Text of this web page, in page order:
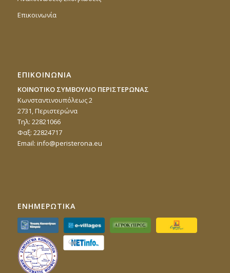
Επικοινωνία
ΕΠΙΚΟΙΝΩΝΙΑ
ΚΟΙΝΟΤΙΚΟ ΣΥΜΒΟΥΛΙΟ ΠΕΡΙΣΤΕΡΩΝΑΣ
Κωνσταντινουπόλεως 2
2731, Περιστερώνα
Τηλ: 22821066
Φαξ: 22824717
Email: info@peristerona.eu
ΕΝΗΜΕΡΩΤΙΚΑ